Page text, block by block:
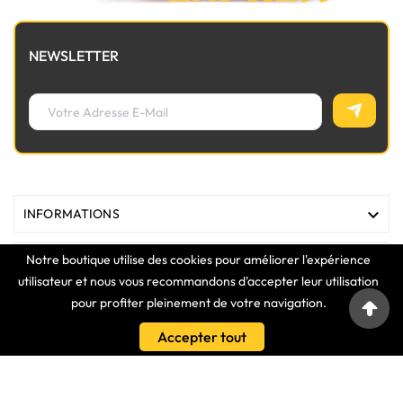
Notre boutique utilise des cookies pour améliorer l'expérience
utilisateur et nous vous recommandons d'accepter leur utilisation
pour profiter pleinement de votre navigation.
Accepter tout
NEWSLETTER
INFORMATIONS 
MAGASIN 

VOTRE COMPTE 